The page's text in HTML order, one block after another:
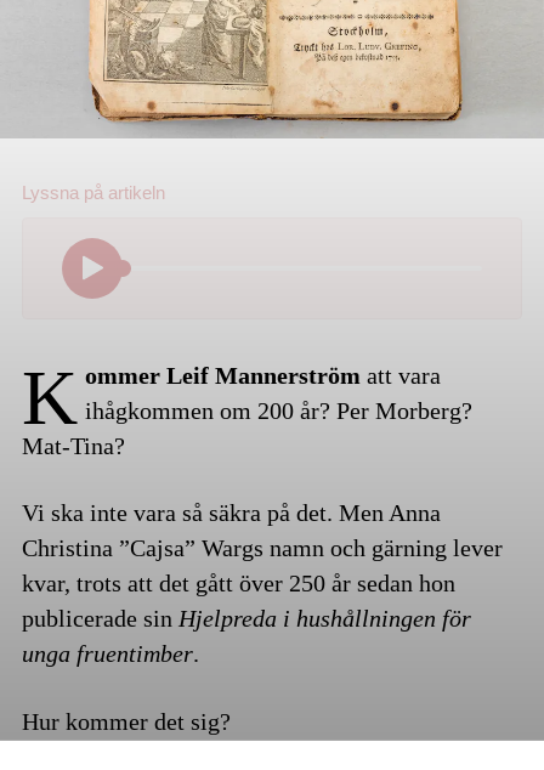
Lyssna på artikeln
K ommer Leif Mannerström att vara
ihågkommen om 200 år? Per Morberg?
Mat-Tina?
Vi ska inte vara så säkra på det. Men Anna
Christina ”Cajsa” Wargs namn och gärning lever
kvar, trots att det gått över 250 år sedan hon
publicerade sin Hjelpreda i hushållningen för
unga fruentimber.
Hur kommer det sig?